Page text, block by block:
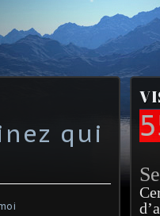
qui